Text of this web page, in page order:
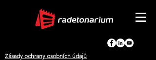
Zásady ochrany osobních údajů